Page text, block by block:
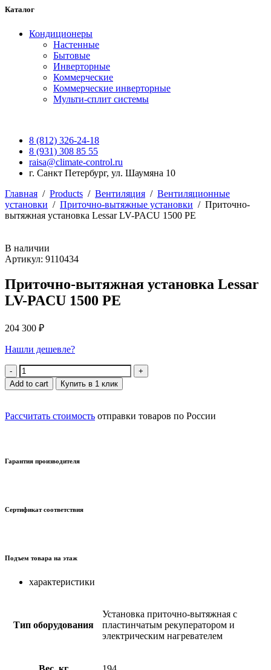
Каталог
Кондиционеры
Настенные
Бытовые
Инверторные
Коммерческие
Коммерческие инверторные
Мульти-сплит системы
8 (812) 326-24-18
8 (931) 308 85 55
raisa@climate-control.ru
г. Санкт Петербург, ул. Шаумяна 10
Главная / Products / Вентиляция / Вентиляционные
установки / Приточно-вытяжные установки / Приточно-
вытяжная установка Lessar LV-PACU 1500 PE
В наличии
Артикул: 9110434
Приточно-вытяжная установка Lessar
LV-PACU 1500 PE
204 300 ₽
Нашли дешевле?
Quantity
Add to cart Купить в 1 клик
Рассчитать стоимость отправки товаров по России
Гарантия производителя
Сертификат соответствия
Подъем товара на этаж
характеристики
Тип оборудования
Установка приточно-вытяжная с
пластинчатым рекуператором и
электрическим нагревателем